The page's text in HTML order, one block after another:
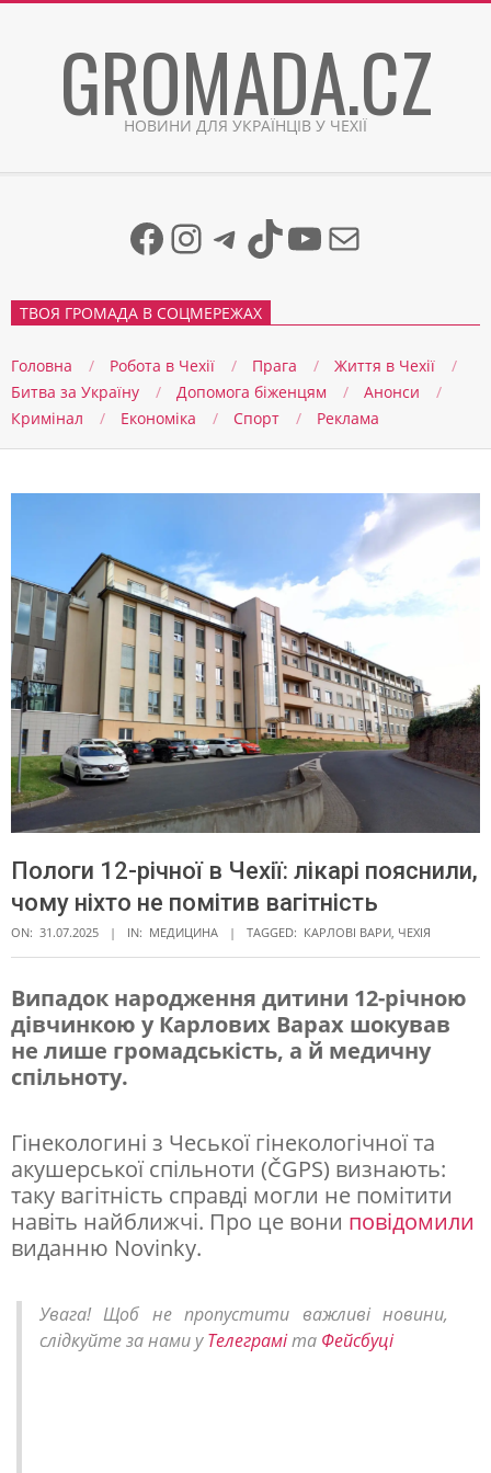
GROMADA.CZ
НОВИНИ ДЛЯ УКРАЇНЦІВ У ЧЕХІЇ
Facebook
Instagram
Telegram
TikTok
YouTube
Mail
ТВОЯ ГРОМАДА В СОЦМЕРЕЖАХ
Головна Робота в Чехії Прага
Життя в Чеxії
Битва за Україну
Допомога біженцям
Анонси
Кримінал
Економіка Спорт Реклама
Пологи 12-річної в Чехії: лікарі пояснили,
чому ніхто не помітив вагітність
ON: 31.07.2025 IN: МЕДИЦИНА TAGGED: КАРЛОВІ ВАРИ, ЧЕХІЯ
П
о
о
г
и
1
-
Випадок народження дитини 12-річною
дівчинкою у Карлових Варах шокував
не лише громадськість, а й медичну
спільноту.
Гінекологині з Чеської гінекологічної та
акушерської спільноти (ČGPS) визнають:
таку вагітність справді могли не помітити
навіть найближчі. Про це вони повідомили
виданню Novinky.
Увага! Щоб не пропустити важливі новини,
слідкуйте за нами уТелеграміта Фейсбуці